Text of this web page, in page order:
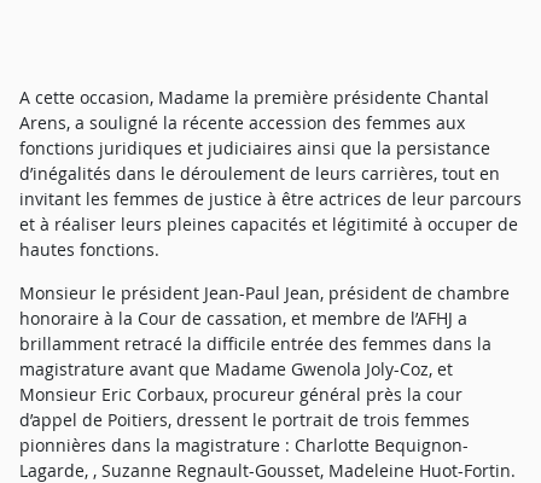
A cette occasion, Madame la première présidente Chantal
Arens, a souligné la récente accession des femmes aux
fonctions juridiques et judiciaires ainsi que la persistance
d’inégalités dans le déroulement de leurs carrières, tout en
invitant les femmes de justice à être actrices de leur parcours
et à réaliser leurs pleines capacités et légitimité à occuper de
hautes fonctions.
Monsieur le président Jean-Paul Jean, président de chambre
honoraire à la Cour de cassation, et membre de l’AFHJ a
brillamment retracé la difficile entrée des femmes dans la
magistrature avant que Madame Gwenola Joly-Coz, et
Monsieur Eric Corbaux, procureur général près la cour
d’appel de Poitiers, dressent le portrait de trois femmes
pionnières dans la magistrature : Charlotte Bequignon-
Lagarde, , Suzanne Regnault-Gousset, Madeleine Huot-Fortin.